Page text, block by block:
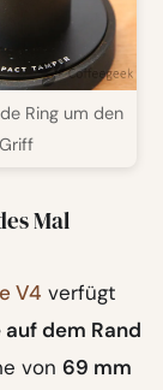
Ring um den
Griff
Mal
V4 verfügt
auf dem Rand
von 69 mm